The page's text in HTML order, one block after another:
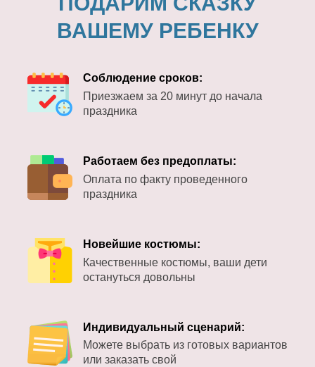
ВАШЕМУ РЕБЕНКУ
Соблюдение сроков:
Приезжаем за 20 минут до начала
праздника
Работаем без предоплаты:
Оплата по факту проведенного
праздника
Новейшие костюмы:
Качественные костюмы, ваши дети
остануться довольны
Индивидуальный сценарий:
Можете выбрать из готовых вариантов
или заказать свой